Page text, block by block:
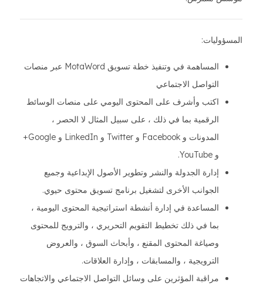
المسؤوليات:
المساهمة في وتنفيذ خطة تسويق MotaWord عبر منصات
التواصل الاجتماعي
اكتب وأشرف على المحتوى اليومي على منصات الوسائط
الرقمية بما في ذلك ، على سبيل المثال لا الحصر ،
المدونات و Facebook و Twitter و LinkedIn و Google+
و YouTube.
إدارة الجدولة والنشر وتطوير الأصول الإبداعية وجميع
الجوانب الأخرى لتشغيل برنامج تسويق محتوى حيوي.
المساعدة في إدارة أنشطة استراتيجية المحتوى اليومية ،
بما في ذلك تخطيط التقويم التحريري ، والترويج للمحتوى
وصياغة المحتوى المقنع ، وأبحاث السوق ، والعروض
الترويجية ، والمسابقات ، وإدارة العلاقات.
مراقبة المؤثرين على وسائل التواصل الاجتماعي والاتجاهات